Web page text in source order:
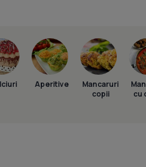
Aperitive
Mancaruri
copii
cu